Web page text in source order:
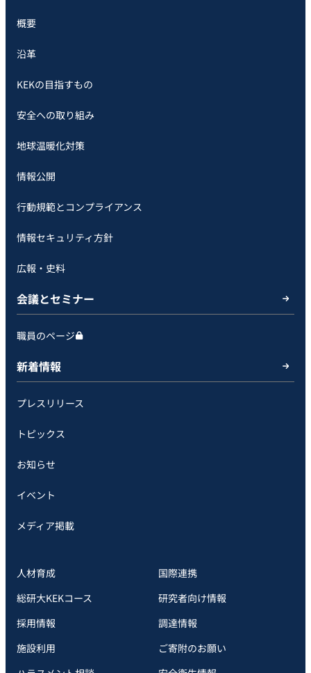
概要
沿革
KEKの目指すもの
安全への取り組み
地球温暖化対策
情報公開
行動規範とコンプライアンス
情報セキュリティ方針
広報・史料
会議とセミナー
職員のページ
新着情報
プレスリリース
トピックス
お知らせ
イベント
メディア掲載
人材育成
国際連携
総研大KEKコース
研究者向け情報
採用情報
調達情報
施設利用
ご寄附のお願い